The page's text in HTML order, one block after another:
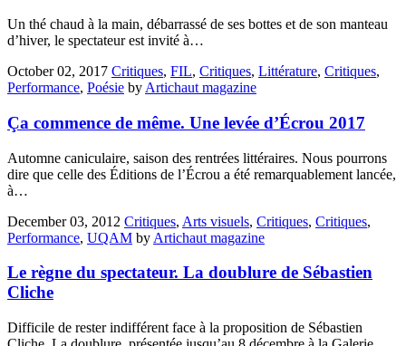
Un thé chaud à la main, débarrassé de ses bottes et de son manteau
d’hiver, le spectateur est invité à…
October 02, 2017 Critiques, FIL, Critiques, Littérature, Critiques,
Performance, Poésie by Artichaut magazine
Ça commence de même. Une levée d’Écrou 2017
Automne caniculaire, saison des rentrées littéraires. Nous pourrons
dire que celle des Éditions de l’Écrou a été remarquablement lancée,
à…
December 03, 2012 Critiques, Arts visuels, Critiques, Critiques,
Performance, UQAM by Artichaut magazine
Le règne du spectateur. La doublure de Sébastien
Cliche
Difficile de rester indifférent face à la proposition de Sébastien